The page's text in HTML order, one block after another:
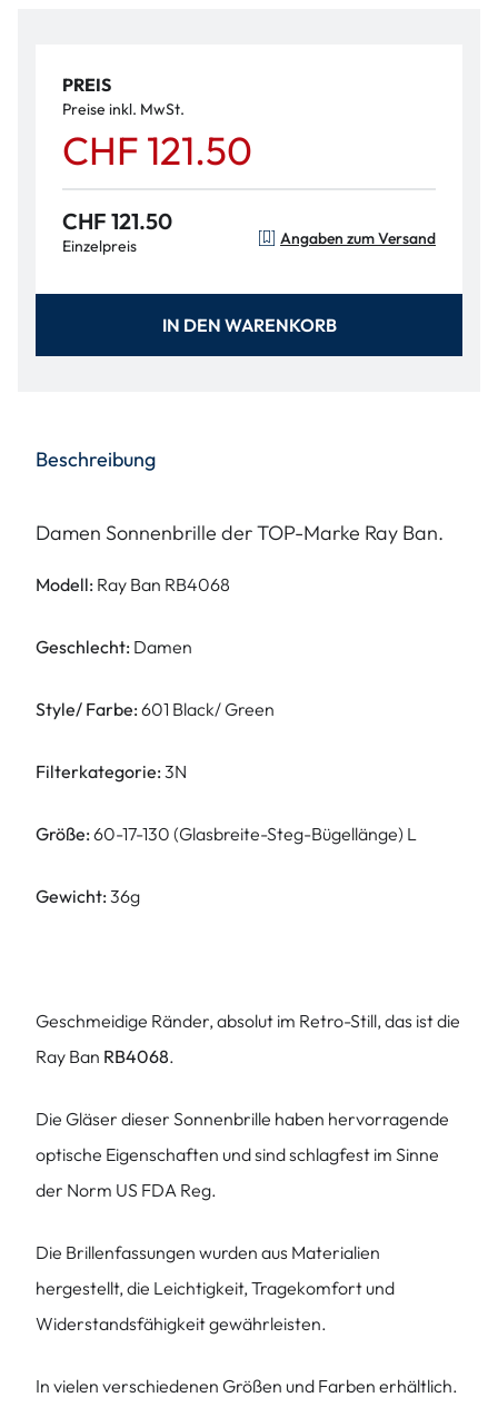
PREIS
Preise inkl. MwSt.
CHF 121.50
CHF 121.50
Einzelpreis Angaben zum Versand
IN DEN WARENKORB
Beschreibung
Damen Sonnenbrille der TOP-Marke Ray Ban.
Modell: Ray Ban RB4068
Geschlecht: Damen
Style/ Farbe: 601 Black/ Green
Filterkategorie: 3N
Größe: 60-17-130 (Glasbreite-Steg-Bügellänge) L
Gewicht: 36g
Geschmeidige Ränder, absolut im Retro-Still, das ist die
Ray Ban RB4068.
Die Gläser dieser Sonnenbrille haben hervorragende
optische Eigenschaften und sind schlagfest im Sinne
der Norm US FDA Reg.
Die Brillenfassungen wurden aus Materialien
hergestellt, die Leichtigkeit, Tragekomfort und
Widerstandsfähigkeit gewährleisten.
In vielen verschiedenen Größen und Farben erhältlich.